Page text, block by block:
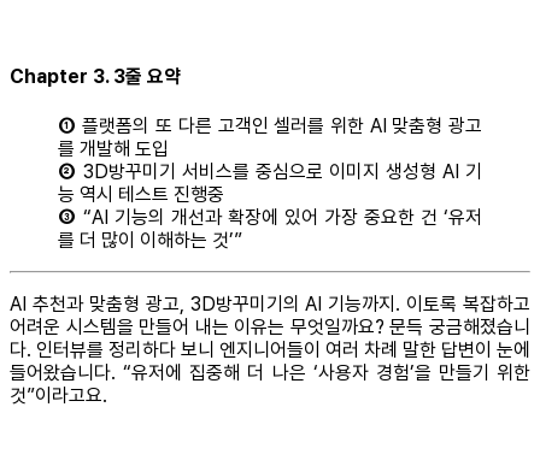
Chapter 3. 3줄 요약
① 플랫폼의 또 다른 고객인 셀러를 위한 AI 맞춤형 광고
를 개발해 도입
② 3D방꾸미기 서비스를 중심으로 이미지 생성형 AI 기
능 역시 테스트 진행중
③ “AI 기능의 개선과 확장에 있어 가장 중요한 건 ‘유저
를 더 많이 이해하는 것’”
AI 추천과 맞춤형 광고, 3D방꾸미기의 AI 기능까지. 이토록 복잡하고
어려운 시스템을 만들어 내는 이유는 무엇일까요? 문득 궁금해졌습니
다. 인터뷰를 정리하다 보니 엔지니어들이 여러 차례 말한 답변이 눈에
들어왔습니다. “유저에 집중해 더 나은 ‘사용자 경험’을 만들기 위한
것”이라고요.